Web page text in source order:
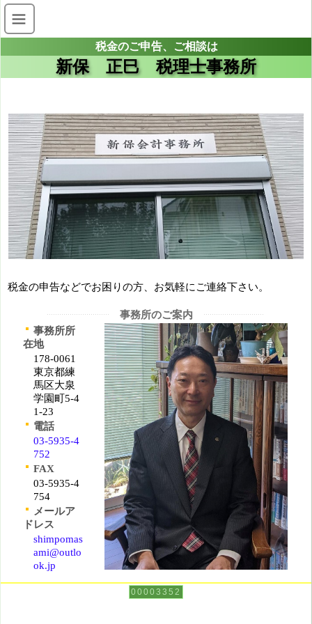
税金のご申告、ご相談は
新保 正巳 税理士事務所
税金の申告などでお困りの方、お気軽にご連絡下さい。
事務所のご案内
事務所所
在地
178-0061
東京都練
馬区大泉
学園町5-4
1-23
電話
03-5935-4
752
FAX
03-5935-4
754
メールア
ドレス
shimpomas
ami@outlo
ok.jp
00003352